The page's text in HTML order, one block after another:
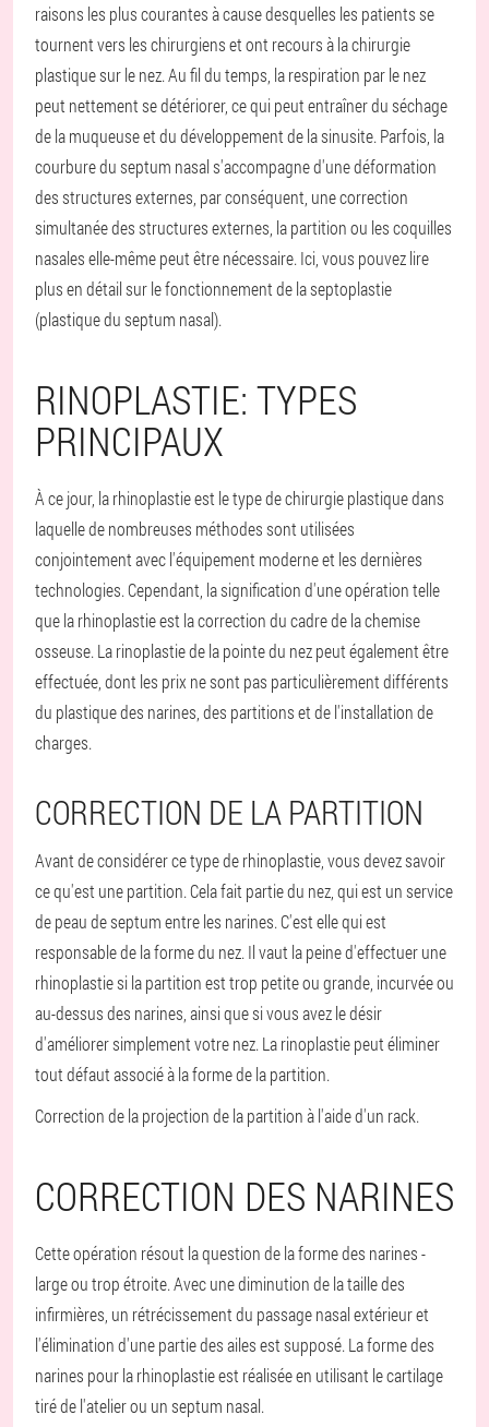
raisons les plus courantes à cause desquelles les patients se
tournent vers les chirurgiens et ont recours à la chirurgie
plastique sur le nez. Au fil du temps, la respiration par le nez
peut nettement se détériorer, ce qui peut entraîner du séchage
de la muqueuse et du développement de la sinusite. Parfois, la
courbure du septum nasal s'accompagne d'une déformation
des structures externes, par conséquent, une correction
simultanée des structures externes, la partition ou les coquilles
nasales elle-même peut être nécessaire. Ici, vous pouvez lire
plus en détail sur le fonctionnement de la septoplastie
(plastique du septum nasal).
RINOPLASTIE: TYPES
PRINCIPAUX
À ce jour, la rhinoplastie est le type de chirurgie plastique dans
laquelle de nombreuses méthodes sont utilisées
conjointement avec l'équipement moderne et les dernières
technologies. Cependant, la signification d'une opération telle
que la rhinoplastie est la correction du cadre de la chemise
osseuse. La rinoplastie de la pointe du nez peut également être
effectuée, dont les prix ne sont pas particulièrement différents
du plastique des narines, des partitions et de l'installation de
charges.
CORRECTION DE LA PARTITION
Avant de considérer ce type de rhinoplastie, vous devez savoir
ce qu'est une partition. Cela fait partie du nez, qui est un service
de peau de septum entre les narines. C'est elle qui est
responsable de la forme du nez. Il vaut la peine d'effectuer une
rhinoplastie si la partition est trop petite ou grande, incurvée ou
au-dessus des narines, ainsi que si vous avez le désir
d'améliorer simplement votre nez. La rinoplastie peut éliminer
tout défaut associé à la forme de la partition.
Correction de la projection de la partition à l'aide d'un rack.
CORRECTION DES NARINES
Cette opération résout la question de la forme des narines -
large ou trop étroite. Avec une diminution de la taille des
infirmières, un rétrécissement du passage nasal extérieur et
l'élimination d'une partie des ailes est supposé. La forme des
narines pour la rhinoplastie est réalisée en utilisant le cartilage
tiré de l'atelier ou un septum nasal.